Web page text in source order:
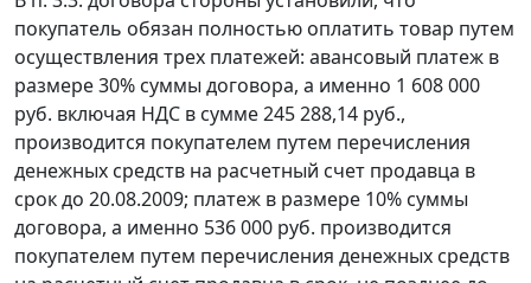
покупатель обязан полностью оплатить товар путем
осуществления трех платежей: авансовый платеж в
размере 30% суммы договора, а именно 1 608 000
руб. включая НДС в сумме 245 288,14 руб.,
производится покупателем путем перечисления
денежных средств на расчетный счет продавца в
срок до 20.08.2009; платеж в размере 10% суммы
договора, а именно 536 000 руб. производится
покупателем путем перечисления денежных средств